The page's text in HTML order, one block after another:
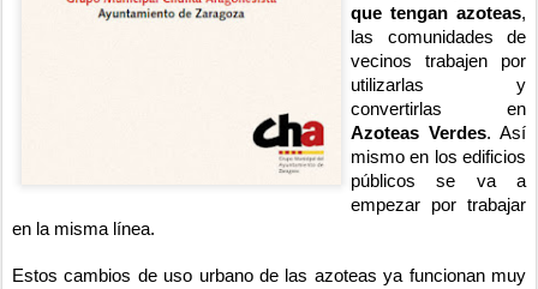
que tengan azoteas,
las comunidades de
vecinos trabajen por
utilizarlas y
convertirlas en
Azoteas Verdes. Así
mismo en los edificios
públicos se va a
empezar por trabajar
en la misma línea.
Estos cambios de uso urbano de las azoteas ya funcionan muy